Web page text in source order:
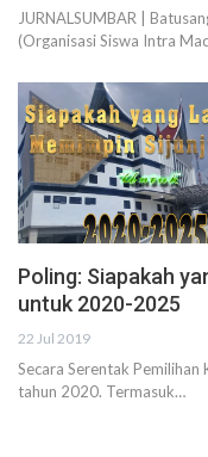
JURNALSUMBAR |
(Organisasi Siswa Intra
Poling: Siapakah
untuk 2020-2025
22 Jul 2019
Secara Serentak
tahun 2020. Termasuk…